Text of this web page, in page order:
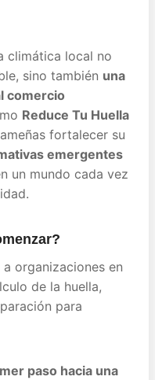
climática local no
sino también una
comercio
Reduce Tu Huella
fortalecer su
emergentes
un mundo cada vez
organizaciones en
de la huella,
para
paso hacia una